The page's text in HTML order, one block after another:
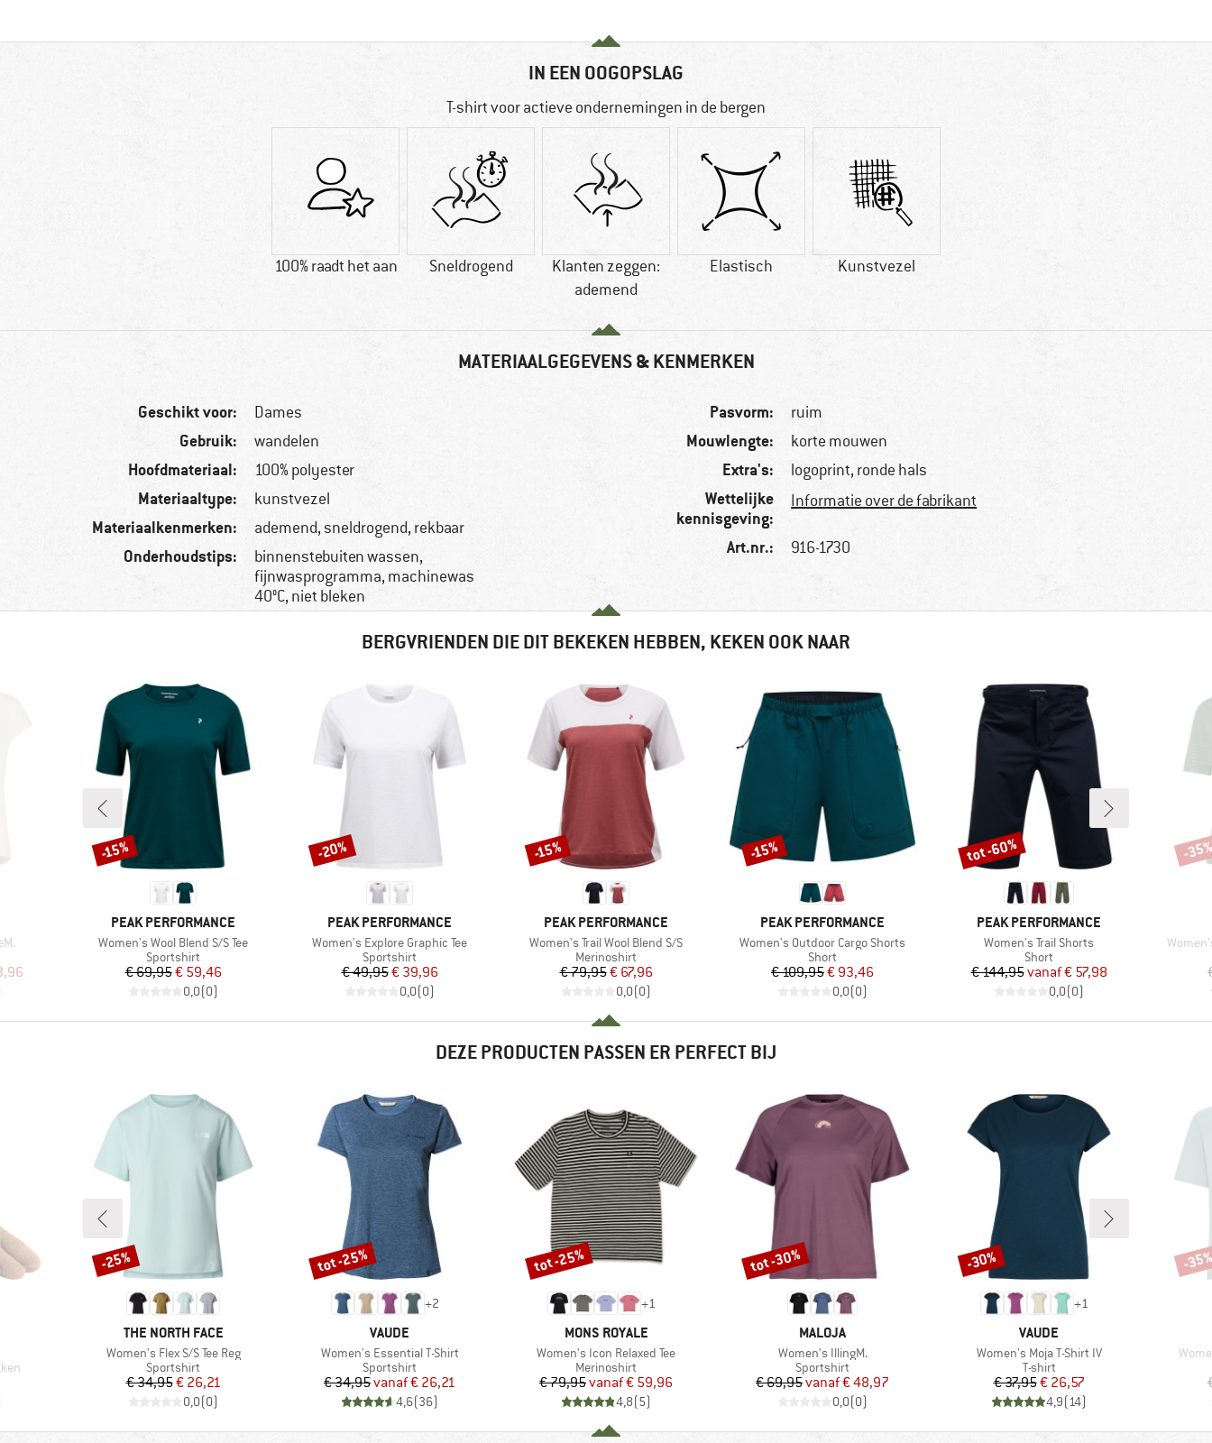
IN EEN OOGOPSLAG
T-shirt voor actieve ondernemingen in de bergen
100% raadt het aan Sneldrogend
Klanten zeggen:
ademend
Elastisch Kunstvezel
MATERIAALGEGEVENS & KENMERKEN
Geschikt voor: Dames
Gebruik: wandelen
Hoofdmateriaal: 100% polyester
Materiaaltype: kunstvezel
Materiaalkenmerken: ademend, sneldrogend, rekbaar
Onderhoudstips:
binnenstebuiten wassen,
fijnwasprogramma, machinewas
40°C, niet bleken
Pasvorm: ruim
Mouwlengte: korte mouwen
Extra's: logoprint, ronde hals
Wettelijke
kennisgeving:
Informatie over de fabrikant
Art.nr.: 916-1730
BERGVRIENDEN DIE DIT BEKEKEN HEBBEN, KEKEN OOK NAAR
prijs
MERK
PEAK PERFORMANCE
Artikel
Women's Wool Blend S/S Tee
Productgroep
Sportshirt
Prijs
€ 69,95Verlaagde prijs
€ 59,46
0,0(0)
Korting
-15%
MERK
PEAK PERFORMANCE
Artikel
Women's Explore Graphic Tee
Productgroep
Sportshirt
Prijs
€ 49,95Verlaagde prijs
€ 39,96
0,0(0)
Korting
-20%
MERK
PEAK PERFORMANCE
Artikel
Women's Trail Wool Blend S/S
Productgroep
Merinoshirt
Prijs
€ 79,95Verlaagde prijs
€ 67,96
0,0(0)
Korting
-15%
MERK
PEAK PERFORMANCE
Artikel
Women's Outdoor Cargo Shorts
Productgroep
Short
Prijs
€ 109,95Verlaagde prijs
€ 93,46
0,0(0)
Korting
-15%
MERK
PEAK PERFORMANCE
Artikel
Women's Trail Shorts
Productgroep
Short
Prijs
€ 144,95 Verlaagde prijs
vanaf€ 57,98
0,0(0)
Korting
tot -60%
Artikel
-
DEZE PRODUCTEN PASSEN ER PERFECT BIJ
MERK
THE NORTH FACE
Artikel
Women's Flex S/S Tee Reg
Productgroep
Sportshirt
Prijs
€ 34,95Verlaagde prijs
€ 26,21
0,0(0)
Korting
-25%
+2
MERK
VAUDE
Artikel
Women's Essential T-Shirt
Productgroep
Sportshirt
Prijs
€ 34,95 Verlaagde prijs
vanaf€ 26,21
4,6(36)
Korting
tot -25%
+1
MERK
MONS ROYALE
Artikel
Women's Icon Relaxed Tee
Productgroep
Merinoshirt
Prijs
€ 79,95 Verlaagde prijs
vanaf€ 59,96
4,8(5)
Korting
tot -25%
MERK
MALOJA
Artikel
Women's IllingM.
Productgroep
Sportshirt
Prijs
€ 69,95 Verlaagde prijs
vanaf€ 48,97
0,0(0)
Korting
tot -30%
+1
MERK
VAUDE
Artikel
Women's Moja T-Shirt IV
Productgroep
T-shirt
Prijs
€ 37,95Verlaagde prijs
€ 26,57
4,9(14)
Korting
-30%
Artikel
-